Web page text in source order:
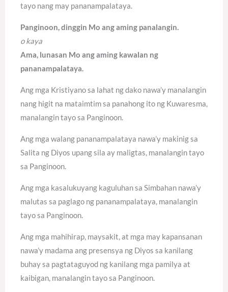
tayo nang may pananampalataya.
Panginoon, dinggin Mo ang aming panalangin.
o kaya
Ama, lunasan Mo ang aming kawalan ng
pananampalataya.
Ang mga Kristiyano sa lahat ng dako nawa’y manalangin
nang higit na mataimtim sa panahong ito ng Kuwaresma,
manalangin tayo sa Panginoon.
Ang mga walang pananampalataya nawa’y makinig sa
Salita ng Diyos upang sila ay maligtas, manalangin tayo
sa Panginoon.
Ang mga kasalukuyang kaguluhan sa Simbahan nawa’y
malutas sa paglago ng pananampalataya, manalangin
tayo sa Panginoon.
Ang mga mahihirap, maysakit, at mga may kapansanan
nawa’y madama ang presensya ng Diyos sa kanilang
buhay sa pagtataguyod ng kanilang mga pamilya at
kaibigan, manalangin tayo sa Panginoon.